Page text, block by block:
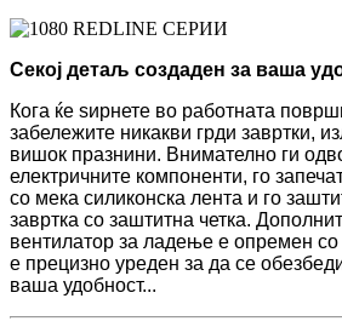
Секој детаљ создаден за ваша
Кога ќе ѕирнете во работната
забележите никакви грди завртки,
вишок празнини. Внимателно ги
електричните компоненти, го
со мека силиконска лента и го
завртка со заштитна четка.
вентилатор за ладење е опремен
е прецизно уреден за да се
ваша удобност...